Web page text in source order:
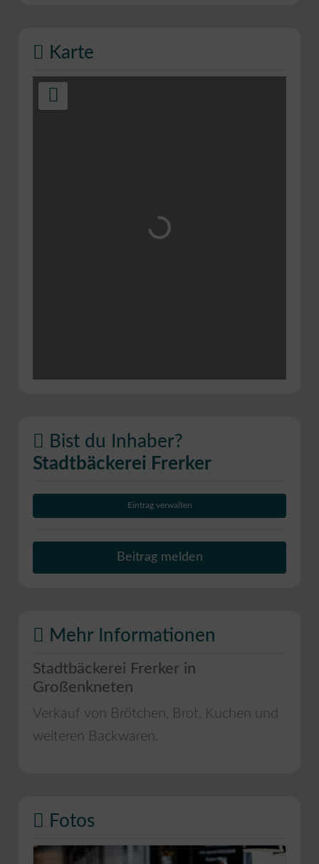
Karte
Wird geladen …
Bist du Inhaber?
Stadtbäckerei Frerker
Eintrag verwalten
Beitrag melden
Mehr Informationen
Stadtbäckerei Frerker in
Großenkneten
Verkauf von Brötchen, Brot, Kuchen und
weiteren Backwaren.
Fotos